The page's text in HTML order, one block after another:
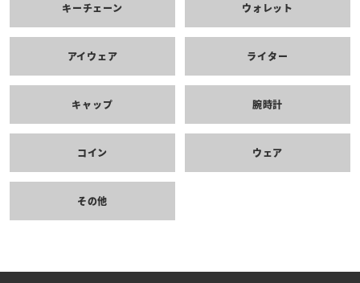
キーチェーン ウォレット
アイウェア ライター
キャップ 腕時計
コイン ウェア
その他